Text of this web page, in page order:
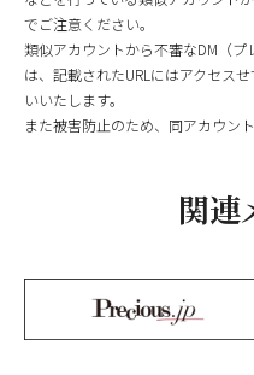
でご注意ください。
類似アカウントから不審なDM（
は、記載されたURLにはアクセス
いいたします。
また被害防止のため、同アカウン
関連